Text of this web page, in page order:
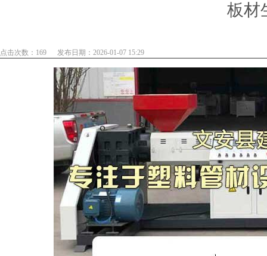
板材
点击次数：169 发布日期：2026-01-07 15:29